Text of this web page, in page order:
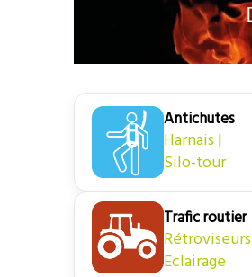
Antichutes
Harnais|
Silo-tour
Trafic routier
Rétroviseurs
Eclairage